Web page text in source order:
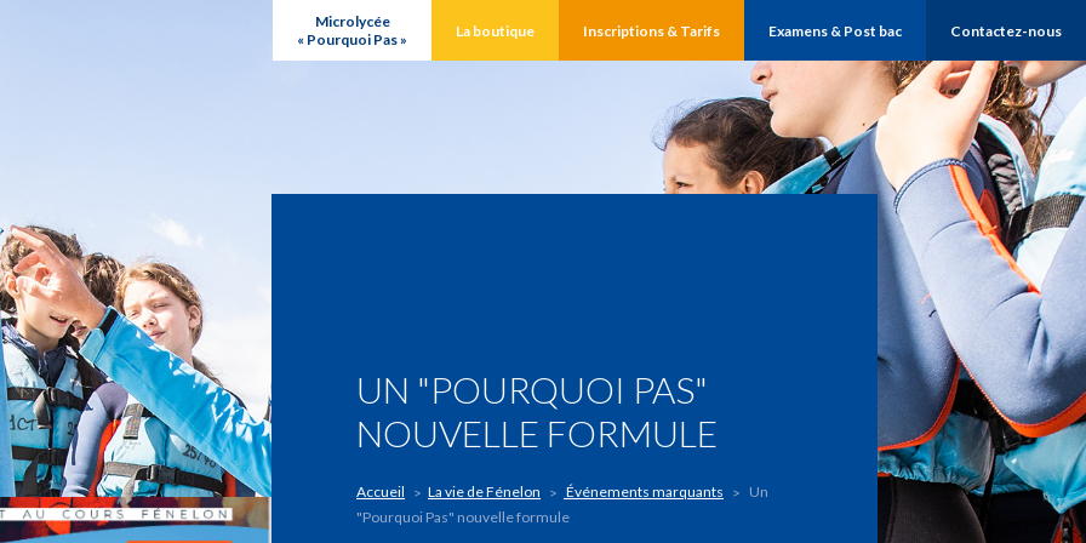
Microlycée
« Pourquoi Pas »
La boutique Inscriptions & Tarifs Examens & Post bac Contactez-nous
UN "POURQUOI PAS"
NOUVELLE FORMULE
Accueil La vie de Fénelon Événements marquants
Un
"Pourquoi Pas" nouvelle formule